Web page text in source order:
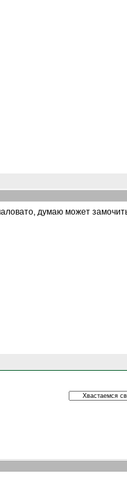
думаю может